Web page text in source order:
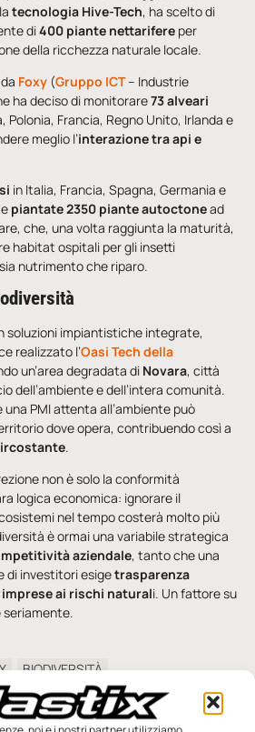
tecnologia Hive-Tech, ha scelto di
di400 piante nettarifere per
della ricchezza naturale locale.
Foxy (Gruppo ICT– Industrie
ha deciso di monitorare73 alveari
Polonia, Francia, Regno Unito, Irlanda e
meglio l’interazione tra api e
in Italia, Francia, Spagna, Germania e
piantate 2350 piante autoctonead
che, una volta raggiunta la maturità,
habitat ospitali per gli insetti
nutrimento che riparo.
soluzioni impiantistiche integrate,
realizzato l’Oasi Tech della
un’area degradata di Novara, città
dell’ambiente e dell’intera comunità.
PMI attenta all’ambiente può
dove opera, contribuendo così a
.
non è solo la conformità
logica economica: ignorare il
nel tempo costerà molto più
è ormai una variabile strategica
aziendale, tanto che una
di investitori esigetrasparenza
ai rischi naturali. Un fattore su
BIODIVERSITÀ
COMOLI FERRARI
ECOSISTEMI
ICT
INSETTI IMPOLLINATORI